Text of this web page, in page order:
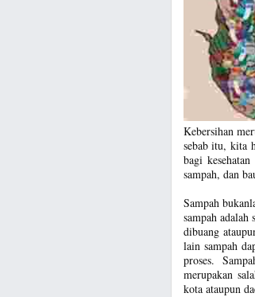
Kebersihan
sebab itu, kita
bagi
sampah, dan
Sampah
sampah
dibuang
lain sampah
proses.
merupakan
kota ataupun